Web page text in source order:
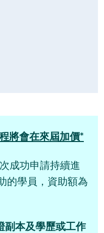
將會在來屆加價*
成功申請持續進
的學員，資助額為
副本及學歷或工作